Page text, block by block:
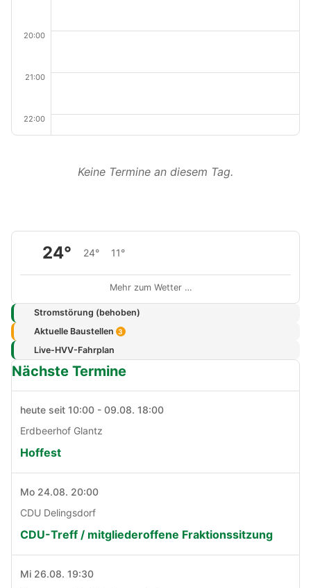
20:00
21:00
22:00
Keine Termine an diesem Tag.
24° 24° 11°
Mehr zum Wetter …
Stromstörung (behoben)
Aktuelle Baustellen 3
Live-HVV-Fahrplan
Nächste Termine
heute seit 10:00 - 09.08. 18:00
Erdbeerhof Glantz
Hoffest
Mo 24.08. 20:00
CDU Delingsdorf
CDU-Treff / mitgliederoffene Fraktionssitzung
Mi 26.08. 19:30